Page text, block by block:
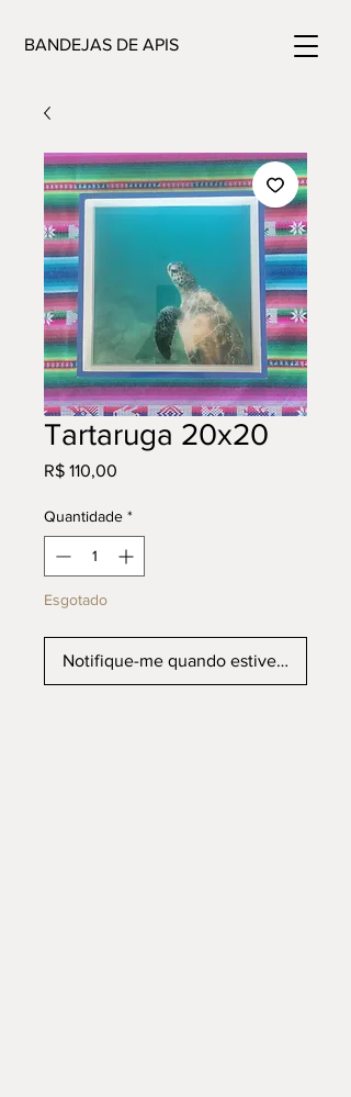
BANDEJAS DE APIS
Tartaruga 20x20
R$ 110,00
Quantidade *
Esgotado
Notifique-me quando estiver